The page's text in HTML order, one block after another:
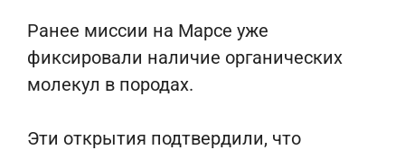
Ранее миссии на Марсе уже
фиксировали наличие органических
молекул в породах.
Эти открытия подтвердили, что